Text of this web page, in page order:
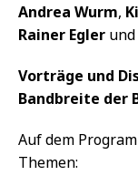
Andrea Wurm,
Rainer Egler und
Vorträge und
Bandbreite der
Auf dem
Themen: